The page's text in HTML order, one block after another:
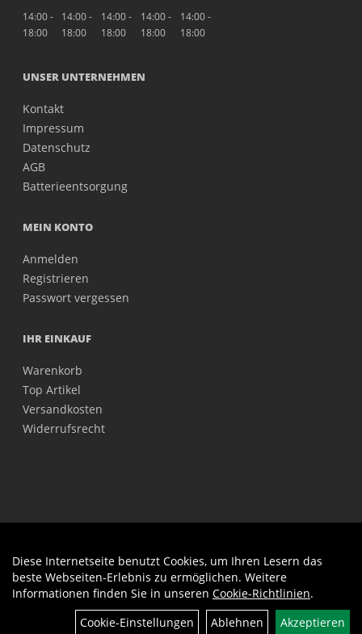
14:00 -
18:00
14:00 -
18:00
14:00 -
18:00
14:00 -
18:00
14:00 -
18:00
UNSER UNTERNEHMEN
Kontakt
Impressum
Datenschutz
AGB
Batterieentsorgung
MEIN KONTO
Anmelden
Registrieren
Passwort vergessen
IHR EINKAUF
Warenkorb
Top Artikel
Versandkosten
Widerrufsrecht
Diese Internetseite benutzt Cookies, um Ihren Lesern das
beste Webseiten-Erlebnis zu ermöglichen. Weitere
Informationen finden Sie in unseren Cookie-Richtlinien.
Cookie-Einstellungen
Ablehnen Akzeptieren
Auftrag widerrufen